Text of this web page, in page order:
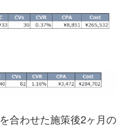
合わせた施策後2ヶ月の